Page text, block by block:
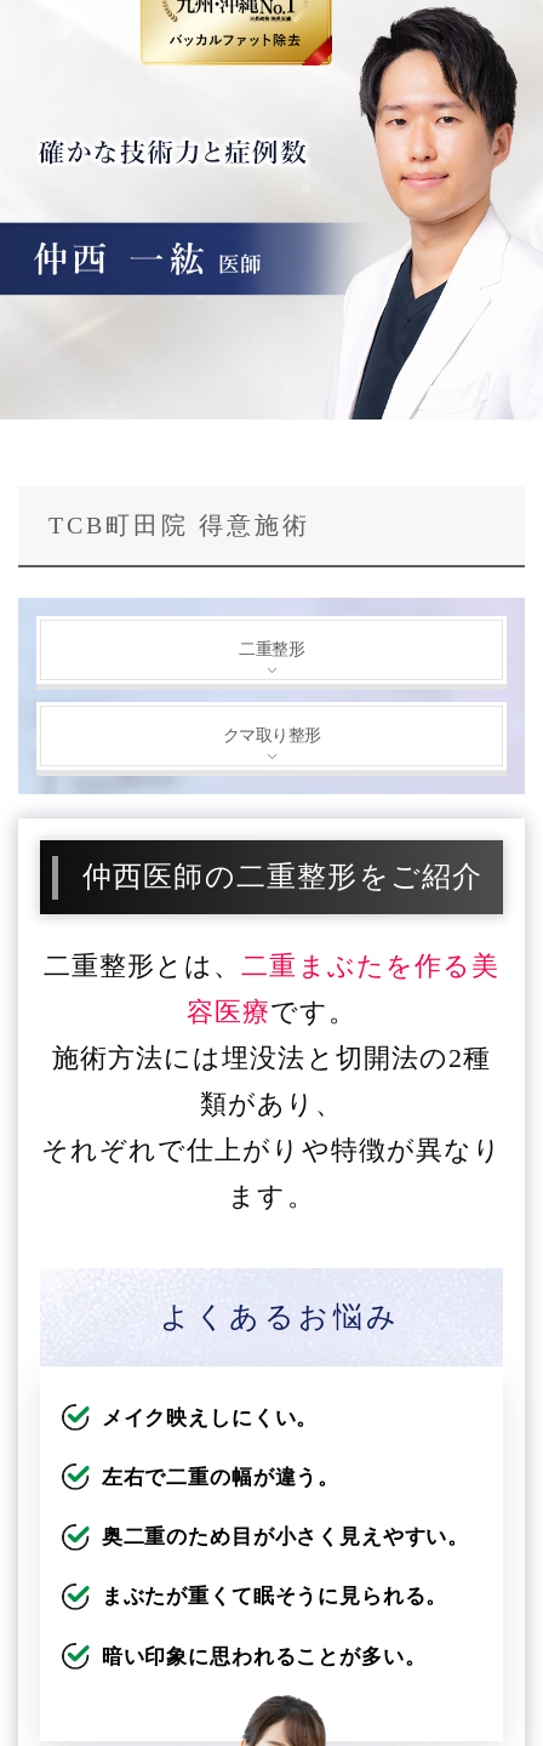
TCB町田院 得意施術
二重整形
クマ取り整形
仲西医師の二重整形をご紹介
二重整形とは、二重まぶたを作る美
容医療です。
施術方法には埋没法と切開法の2種
類があり、
それぞれで仕上がりや特徴が異なり
ます。
よくあるお悩み
メイク映えしにくい。
左右で二重の幅が違う。
奥二重のため目が小さく見えやすい。
まぶたが重くて眠そうに見られる。
暗い印象に思われることが多い。